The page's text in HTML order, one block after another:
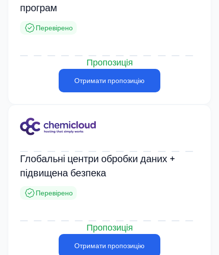
програм
Перевірено
Пропозиція
Отримати пропозицію
Глобальні центри обробки даних +
підвищена безпека
Перевірено
Пропозиція
Отримати пропозицію